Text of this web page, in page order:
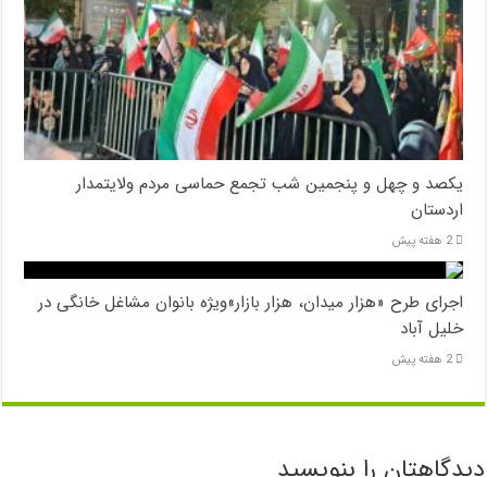
یکصد و چهل و پنجمین شب تجمع‌ حماسی مردم‌ ولایتمدار
اردستان
2 هفته پیش
اجرای طرح «هزار میدان، هزار بازار»ویژه بانوان مشاغل خانگی در
خلیل آباد
2 هفته پیش
دیدگاهتان را بنویسید